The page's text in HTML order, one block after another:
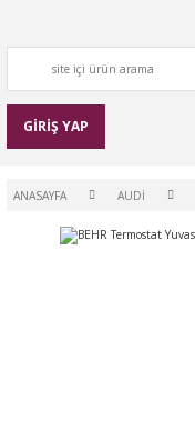
GİRİŞ YAP
ANASAYFA AUDİ